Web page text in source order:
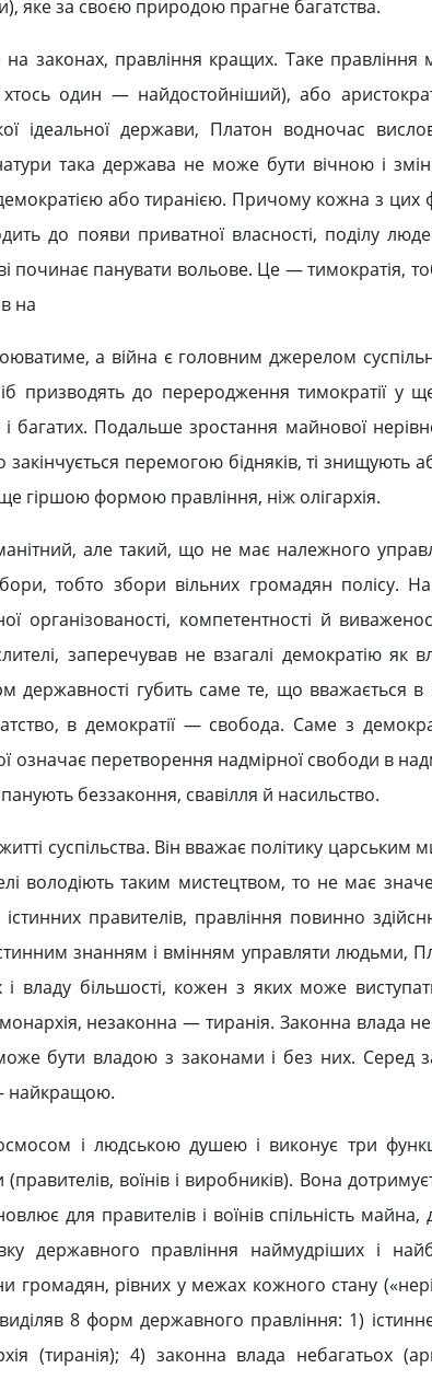
яке за своєю природою прагне багатства.
законах, правління кращих. Таке правління
один — найдостойніший), або
ідеальної держави, Платон водночас
така держава не може бути вічною і
або тиранією. Причому кожна з
до появи приватної власності, поділу
починає панувати вольове. Це — тимократія,
на
а війна є головним джерелом
призводять до переродження тимократії у
Подальше зростання майнової
перемогою бідняків, ті знищують
гіршою формою правління, ніж олігархія.
але такий, що не має належного
тобто збори вільних громадян полісу.
компетентності й
заперечував не взагалі демократію як
державності губить саме те, що вважається
в демократії — свобода. Саме з
означає перетворення надмірної свободи в
беззаконня, свавілля й насильство.
суспільства. Він вважає політику царським
володіють таким мистецтвом, то не має
правителів, правління повинно
знанням і вмінням управляти людьми,
владу більшості, кожен з яких може
незаконна — тиранія. Законна влада
бути владою з законами і без них. Серед
найкращою.
і людською душею і виконує три
(правителів, воїнів і виробників). Вона
для правителів і воїнів спільність майна,
державного правління наймудріших і
громадян, рівних у межах кожного стану
8 форм державного правління: 1)
(тиранія); 4) законна влада небагатьох